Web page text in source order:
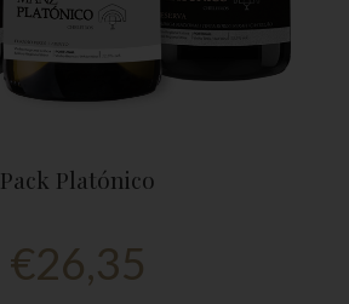
Pack Platónico
€26,35